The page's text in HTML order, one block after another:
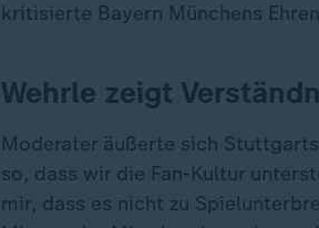
kritisierte Bayern Münchens
Wehrle zeigt
Moderater äußerte sich
so, dass wir die Fan-Kultur
mir, dass es nicht zu